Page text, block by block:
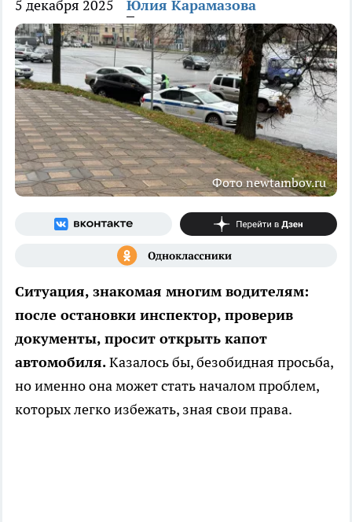
5 декабря 2025 Юлия Карамазова
Фото newtambov.ru
Ситуация, знакомая многим водителям:
после остановки инспектор, проверив
документы, просит открыть капот
автомобиля.Казалось бы, безобидная просьба,
но именно она может стать началом проблем,
которых легко избежать, зная свои права.